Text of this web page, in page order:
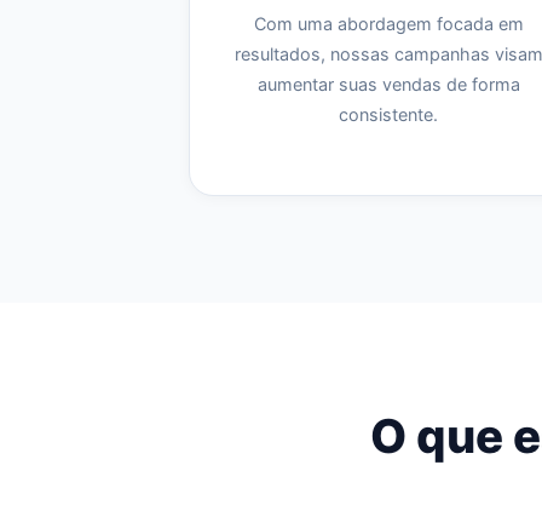
Com uma abordagem focada em
resultados, nossas campanhas visam
aumentar suas vendas de forma
consistente.
O que